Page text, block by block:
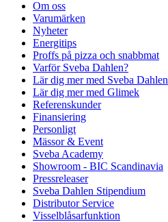
Om oss
Varumärken
Nyheter
Energitips
Proffs på pizza och snabbmat
Varför Sveba Dahlen?
Lär dig mer med Sveba Dahlen
Lär dig mer med Glimek
Referenskunder
Finansiering
Personligt
Mässor & Event
Sveba Academy
Showroom - BIC Scandinavia
Pressreleaser
Sveba Dahlen Stipendium
Distributor Service
Visselblåsarfunktion